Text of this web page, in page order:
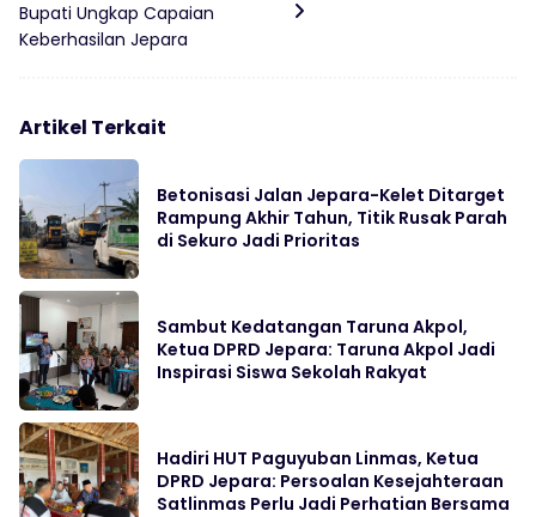
Bupati Ungkap Capaian
Keberhasilan Jepara
Artikel Terkait
Betonisasi Jalan Jepara-Kelet Ditarget
Rampung Akhir Tahun, Titik Rusak Parah
di Sekuro Jadi Prioritas
Sambut Kedatangan Taruna Akpol,
Ketua DPRD Jepara: Taruna Akpol Jadi
Inspirasi Siswa Sekolah Rakyat
Hadiri HUT Paguyuban Linmas, Ketua
DPRD Jepara: Persoalan Kesejahteraan
Satlinmas Perlu Jadi Perhatian Bersama